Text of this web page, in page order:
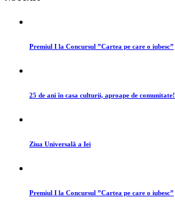
Premiul I la Concursul ”Cartea pe care o iubesc”
25 de ani în casa culturii, aproape de comunitate!
Ziua Universală a Iei
Premiul I la Concursul ”Cartea pe care o iubesc”